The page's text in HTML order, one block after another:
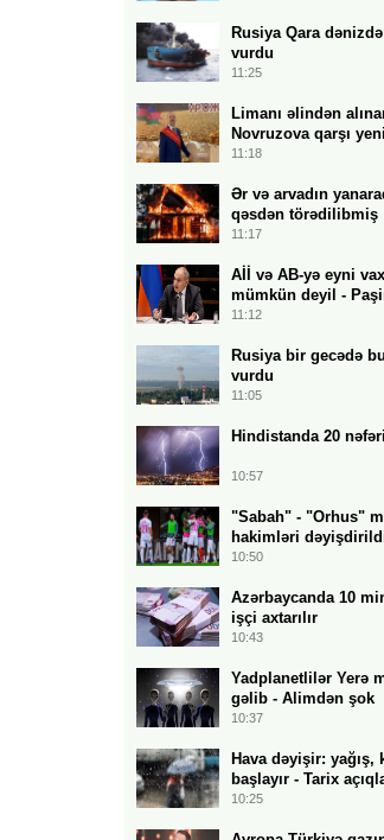
Rusiya Qara
vurdu
11:25
Limanı əlindən
Novruzova qarşı
11:18
Ər və arvadın
qəsdən törədilibmiş
11:17
Aİİ və AB-yə eyni
mümkün deyil -
11:12
Rusiya bir gecədə
vurdu
11:05
Hindistanda 20
10:57
"Sabah" - "Orhus"
hakimləri
10:50
Azərbaycanda 10
işçi axtarılır
10:43
Yadplanetlilər Yerə
gəlib - Alimdən şok
10:37
Hava dəyişir: yağış,
başlayır - Tarix
10:25